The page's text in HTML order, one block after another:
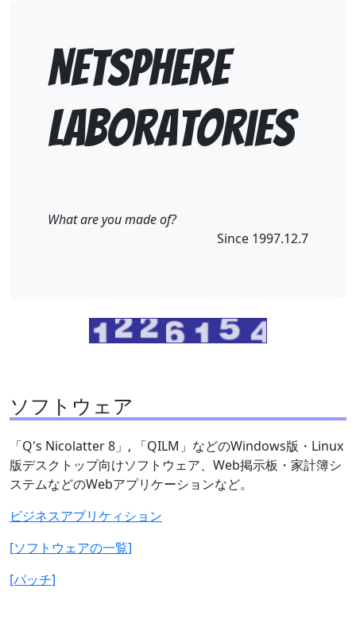
Netsphere
Laboratories
What are you made of?
Since 1997.12.7
ソフトウェア
「Q's Nicolatter 8」, 「QILM」などのWindows版・Linux
版デスクトップ向けソフトウェア、Web掲示板・家計簿シ
ステムなどのWebアプリケーションなど。
ビジネスアプリケィション
[ソフトウェアの一覧]
[パッチ]